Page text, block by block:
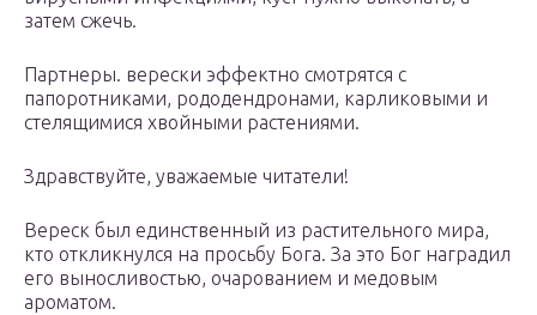
затем сжечь.
Партнеры. верески эффектно смотрятся с
папоротниками, рододендронами, карликовыми и
стелящимися хвойными растениями.
Здравствуйте, уважаемые читатели!
Вереск был единственный из растительного мира,
кто откликнулся на просьбу Бога. За это Бог наградил
его выносливостью, очарованием и медовым
ароматом.